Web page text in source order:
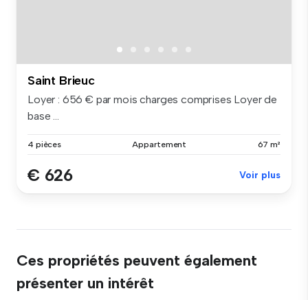
Saint Brieuc
Loyer : 656 € par mois charges comprises Loyer de
base ...
4 pièces Appartement 67 m²
€ 626 Voir plus
Ces propriétés peuvent également
présenter un intérêt